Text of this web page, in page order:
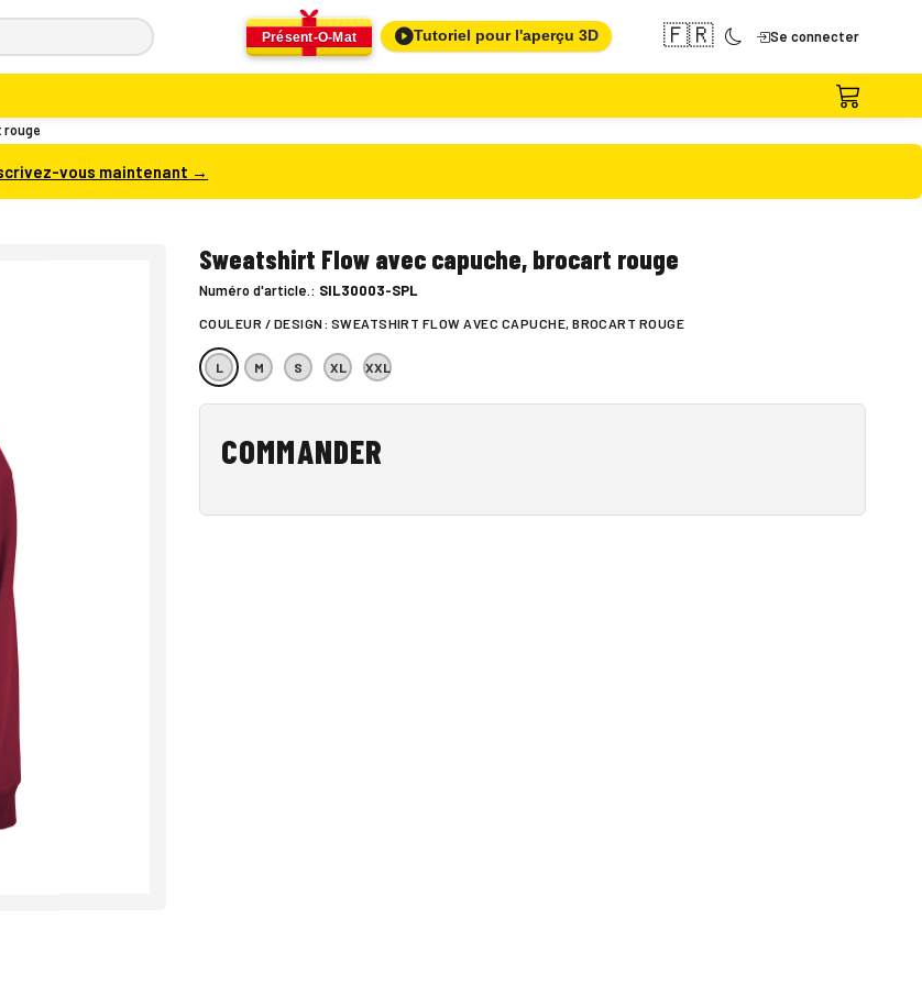
Présent-O-Mat Tutoriel pour l'aperçu 3D 🇫🇷 Se connecter
rouge
vous maintenant →
Sweatshirt Flow avec capuche, brocart rouge
Numéro d'article.: SIL30003-SPL
COULEUR / DESIGN: SWEATSHIRT FLOW AVEC CAPUCHE, BROCART ROUGE
L M S XL XXL
COMMANDER